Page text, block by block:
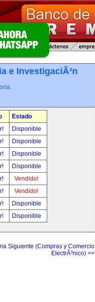
e InvestigaciÃ³n
Estado
Disponible
Disponible
Disponible
Disponible
Vendido!
Vendido!
Disponible
Disponible
Siguiente (Compras y Comercio
ElectrÃ³nico) >>